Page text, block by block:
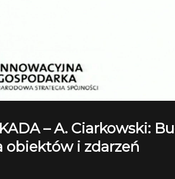
– A. Ciarkowski:
obiektów i zdarzeń